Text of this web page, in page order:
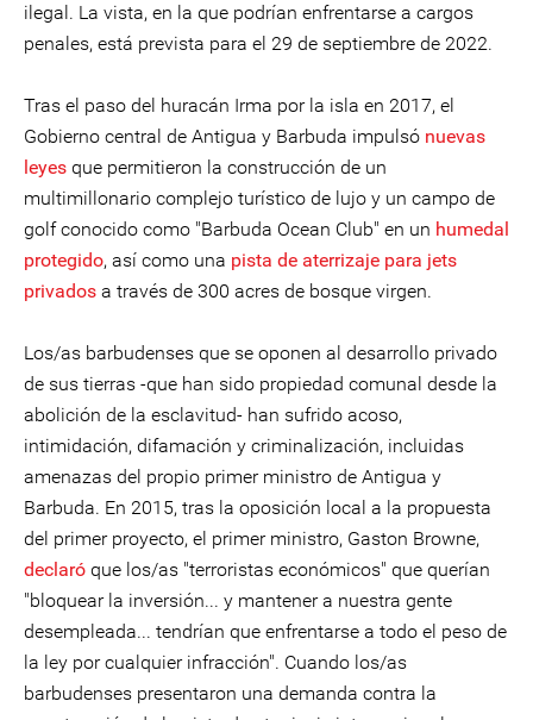
ilegal. La vista, en la que podrían enfrentarse a cargos
penales, está prevista para el 29 de septiembre de 2022.
Tras el paso del huracán Irma por la isla en 2017, el
Gobierno central de Antigua y Barbuda impulsó nuevas
leyes que permitieron la construcción de un
multimillonario complejo turístico de lujo y un campo de
golf conocido como "Barbuda Ocean Club" en un humedal
protegido, así como una pista de aterrizaje para jets
privados a través de 300 acres de bosque virgen.
Los/as barbudenses que se oponen al desarrollo privado
de sus tierras -que han sido propiedad comunal desde la
abolición de la esclavitud- han sufrido acoso,
intimidación, difamación y criminalización, incluidas
amenazas del propio primer ministro de Antigua y
Barbuda. En 2015, tras la oposición local a la propuesta
del primer proyecto, el primer ministro, Gaston Browne,
declaró que los/as "terroristas económicos" que querían
"bloquear la inversión... y mantener a nuestra gente
desempleada... tendrían que enfrentarse a todo el peso de
la ley por cualquier infracción". Cuando los/as
barbudenses presentaron una demanda contra la